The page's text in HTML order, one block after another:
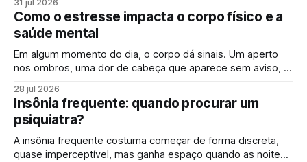
Para muita gente, buscar um psicólogo online parece um
sinal de que “algo saiu do controle”. Mas essa percepção,
31 jul 2026
Como o estresse impacta o corpo físico e a
saúde mental
Em algum momento do dia, o corpo dá sinais. Um aperto
nos ombros, uma dor de cabeça que aparece sem aviso, o
Muitas vezes, esses sintomas parecem isolados, mas
podem estar ligados a algo maior: os efeitos do estresse
no corpo. Em
28 jul 2026
Insônia frequente: quando procurar um
psiquiatra?
A insônia frequente costuma começar de forma discreta,
quase imperceptível, mas ganha espaço quando as noites